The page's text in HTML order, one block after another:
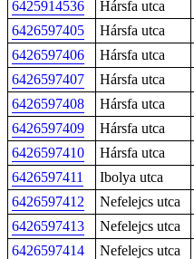
6425914536
Hársfa utca
6426597405
Hársfa utca
6426597406
Hársfa utca
6426597407
Hársfa utca
6426597408
Hársfa utca
6426597409
Hársfa utca
6426597410
Hársfa utca
6426597411
Ibolya utca
6426597412
Nefelejcs utca
6426597413
Nefelejcs utca
6426597414
Nefelejcs utca